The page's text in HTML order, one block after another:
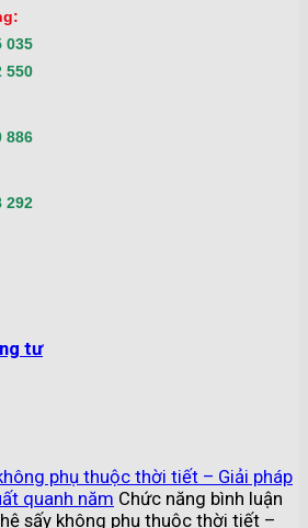
035
550
886
292
tư
phụ thuộc thời tiết – Giải pháp
quanh năm Chức năng bình luận
sấy không phụ thuộc thời tiết –